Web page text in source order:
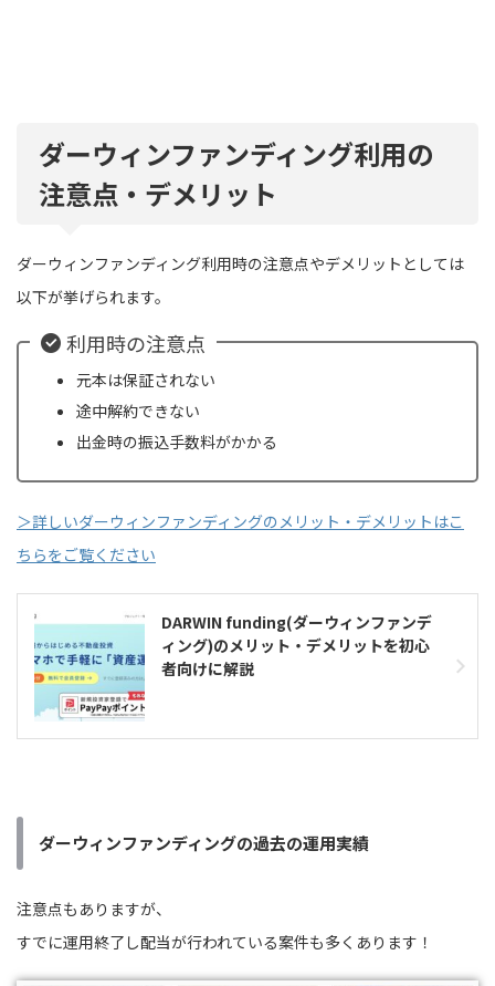
ダーウィンファンディング利用の
注意点・デメリット
ダーウィンファンディング利用時の注意点やデメリットとしては
以下が挙げられます。
利用時の注意点
元本は保証されない
途中解約できない
出金時の振込手数料がかかる
＞詳しいダーウィンファンディングのメリット・デメリットはこ
ちらをご覧ください
DARWIN funding(ダーウィンファンデ
ィング)のメリット・デメリットを初心
者向けに解説
ダーウィンファンディングの過去の運用実績
注意点もありますが、
すでに運用終了し配当が行われている案件も多くあります！